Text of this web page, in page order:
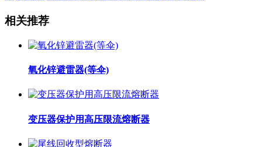
相关推荐
氧化锌避雷器(等伞)
变压器保护用高压限流熔断器